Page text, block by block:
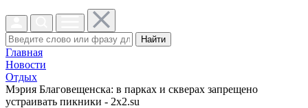
Найти
Главная
Новости
Отдых
Мэрия Благовещенска: в парках и скверах запрещено
устраивать пикники - 2x2.su